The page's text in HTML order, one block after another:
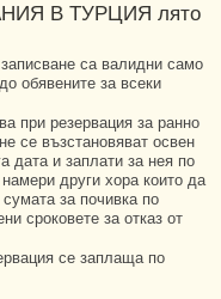
В ТУРЦИЯ лято
са валидни само
обявените за всеки
при резервация за ранно
се възстановяват освен
дата и заплати за нея по
други хора които да
за почивка по
сроковете за отказ от
се заплаща по